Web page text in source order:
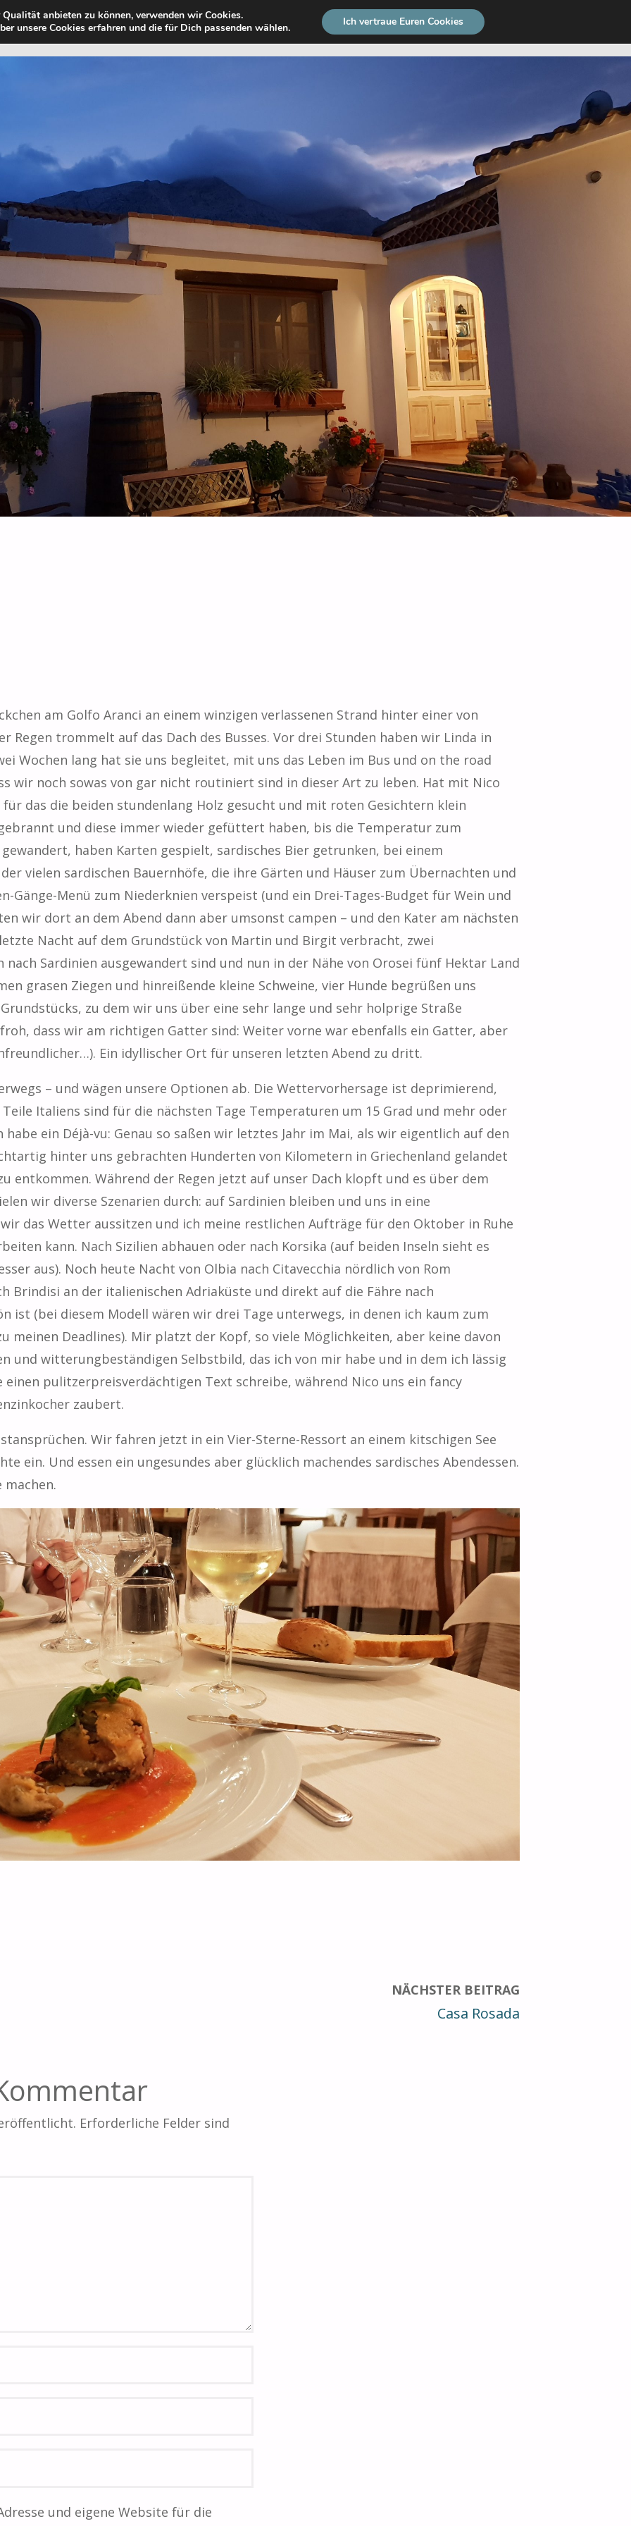
Zum
UNSERE REISE ÜBER UNS UNSERE THEMEN NEWSLETTER
am Golfo Aranci an einem winzigen verlassenen Strand hinter einer von
Regen trommelt auf das Dach des Busses. Vor drei Stunden haben wir Linda in
Wochen lang hat sie uns begleitet, mit uns das Leben im Bus und on the road
wir noch sowas von gar nicht routiniert sind in dieser Art zu leben. Hat mit Nico
das die beiden stundenlang Holz gesucht und mit roten Gesichtern klein
und diese immer wieder gefüttert haben, bis die Temperatur zum
haben Karten gespielt, sardisches Bier getrunken, bei einem
vielen sardischen Bauernhöfe, die ihre Gärten und Häuser zum Übernachten und
Gänge-Menü zum Niederknien verspeist (und ein Drei-Tages-Budget für Wein und
wir dort an dem Abend dann aber umsonst campen – und den Kater am nächsten
letzte Nacht auf dem Grundstück von Martin und Birgit verbracht, zwei
nach Sardinien ausgewandert sind und nun in der Nähe von Orosei fünf Hektar Land
grasen Ziegen und hinreißende kleine Schweine, vier Hunde begrüßen uns
zu dem wir uns über eine sehr lange und sehr holprige Straße
dass wir am richtigen Gatter sind: Weiter vorne war ebenfalls ein Gatter, aber
Ein idyllischer Ort für unseren letzten Abend zu dritt.
– und wägen unsere Optionen ab. Die Wettervorhersage ist deprimierend,
Italiens sind für die nächsten Tage Temperaturen um 15 Grad und mehr oder
ein Déjà-vu: Genau so saßen wir letztes Jahr im Mai, als wir eigentlich auf den
hinter uns gebrachten Hunderten von Kilometern in Griechenland gelandet
entkommen. Während der Regen jetzt auf unser Dach klopft und es über dem
wir diverse Szenarien durch: auf Sardinien bleiben und uns in eine
das Wetter aussitzen und ich meine restlichen Aufträge für den Oktober in Ruhe
kann. Nach Sizilien abhauen oder nach Korsika (auf beiden Inseln sieht es
aus). Noch heute Nacht von Olbia nach Citavecchia nördlich von Rom
Brindisi an der italienischen Adriaküste und direkt auf die Fähre nach
ist (bei diesem Modell wären wir drei Tage unterwegs, in denen ich kaum zum
meinen Deadlines). Mir platzt der Kopf, so viele Möglichkeiten, aber keine davon
und witterungbeständigen Selbstbild, das ich von mir habe und in dem ich lässig
pulitzerpreisverdächtigen Text schreibe, während Nico uns ein fancy
zaubert.
Wir fahren jetzt in ein Vier-Sterne-Ressort an einem kitschigen See
ein. Und essen ein ungesundes aber glücklich machendes sardisches Abendessen.
machen.
NÄCHSTER BEITRAG
Casa Rosada
Erforderliche Felder sind
und eigene Website für die
anbieten zu können, verwenden wir Cookies.
unsere Cookies erfahren und die für Dich passenden wählen. Ich vertraue Euren Cookies